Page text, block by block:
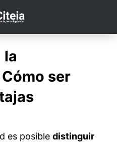
la
ser
es posible distinguir